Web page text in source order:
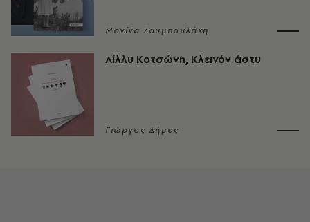
Μανίνα Ζουμπουλάκη
Λίλλυ Κοτσώνη, Κλεινόν άστυ
Γιώργος Δήμος